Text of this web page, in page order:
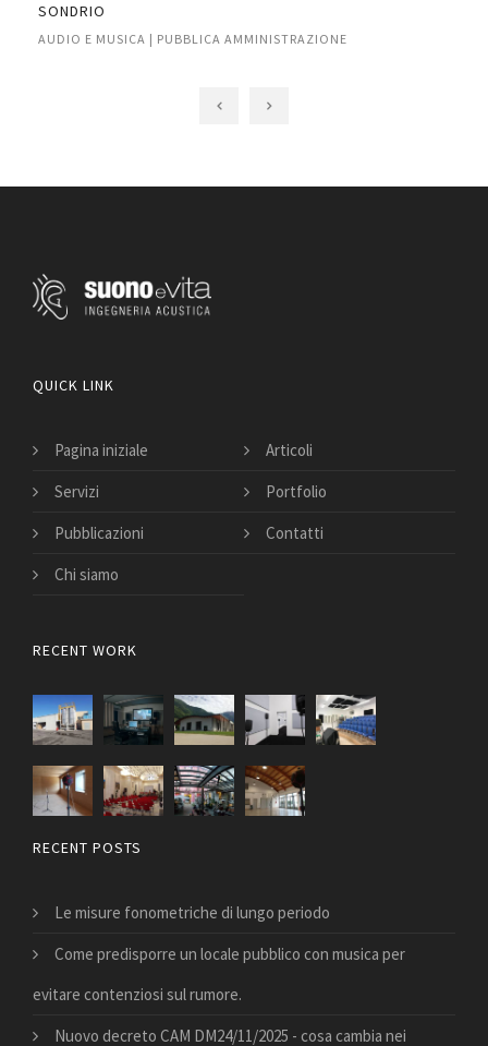
SONDRIO
AUDIO E MUSICA | PUBBLICA AMMINISTRAZIONE
QUICK LINK
Pagina iniziale
Articoli
Servizi
Portfolio
Pubblicazioni
Contatti
Chi siamo
RECENT WORK
RECENT POSTS
Le misure fonometriche di lungo periodo
Come predisporre un locale pubblico con musica per
evitare contenziosi sul rumore.
Nuovo decreto CAM DM24/11/2025 - cosa cambia nei